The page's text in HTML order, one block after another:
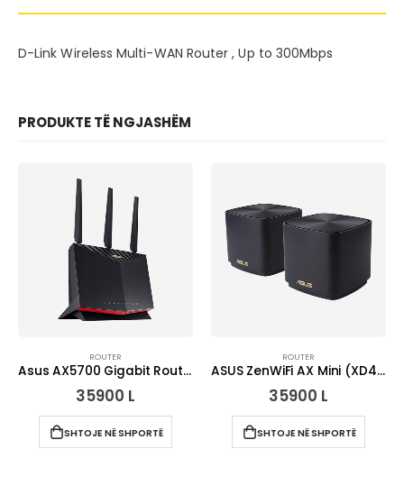
D-Link Wireless Multi-WAN Router , Up to 300Mbps
PRODUKTE TË NGJASHËM
ROUTER
Asus AX5700 Gigabit Router RT-AX86S
35900 L
SHTOJE NË SHPORTË
ROUTER
ASUS ZenWiFi AX Mini (XD4) 2Pk AX1800
35900 L
SHTOJE NË SHPORTË